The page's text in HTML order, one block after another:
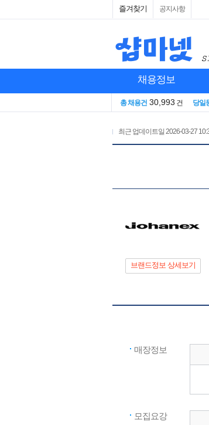
즐겨찾기 공지사항
채용정보
총 채용건 30,993 건 당일
최근 업데이트일 2026-03-27
브랜드정보 상세보기
매장정보
모집요강